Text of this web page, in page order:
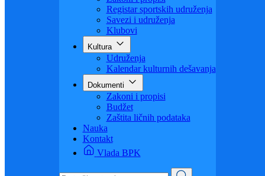
Sport
Sport u BPK
Zakoni i propisi
Registar sportskih udruženja
Savezi i udruženja
Klubovi
Udruženja
Kalendar kulturnih dešavanja
Dokumenti
Zakoni i propisi
Budžet
Zaštita ličnih podataka
Nauka
Kontakt